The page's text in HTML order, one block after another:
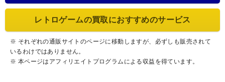
レトロゲームの買取におすすめのサービス
※ それぞれの通販サイトのページに移動しますが、必ずしも販売されて
いるわけではありません。
※ 本ページはアフィリエイトプログラムによる収益を得ています。